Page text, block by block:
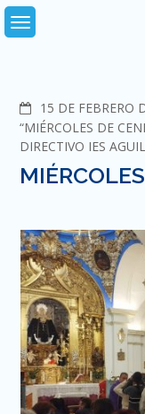
Skip
to
15 DE FEBRERO
“MIÉRCOLES DE
DIRECTIVO IES